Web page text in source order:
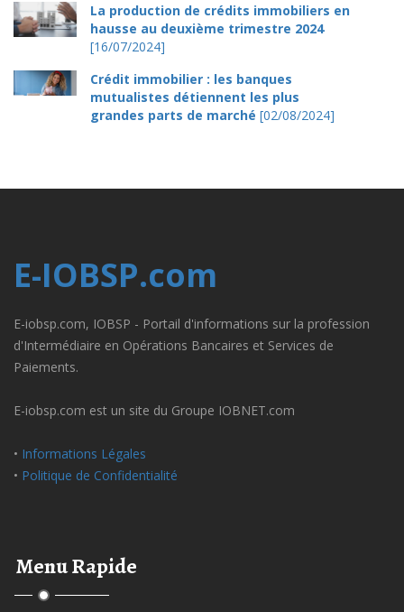
La production de crédits immobiliers en
hausse au deuxième trimestre 2024
[16/07/2024]
Crédit immobilier : les banques
mutualistes détiennent les plus
grandes parts de marché [02/08/2024]
E-IOBSP.com
E-iobsp.com, IOBSP - Portail d'informations sur la profession
d'Intermédiaire en Opérations Bancaires et Services de
Paiements.
E-iobsp.com est un site du Groupe IOBNET.com
• Informations Légales
• Politique de Confidentialité
Menu Rapide